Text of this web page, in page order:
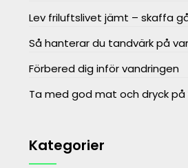
Lev friluftslivet jämt – skaffa
Så hanterar du tandvärk på
Förbered dig inför vandringen
Ta med god mat och dryck på
Kategorier